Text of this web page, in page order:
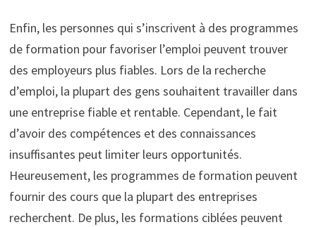
Enfin, les personnes qui s’inscrivent à des programmes
de formation pour favoriser l’emploi peuvent trouver
des employeurs plus fiables. Lors de la recherche
d’emploi, la plupart des gens souhaitent travailler dans
une entreprise fiable et rentable. Cependant, le fait
d’avoir des compétences et des connaissances
insuffisantes peut limiter leurs opportunités.
Heureusement, les programmes de formation peuvent
fournir des cours que la plupart des entreprises
recherchent. De plus, les formations ciblées peuvent